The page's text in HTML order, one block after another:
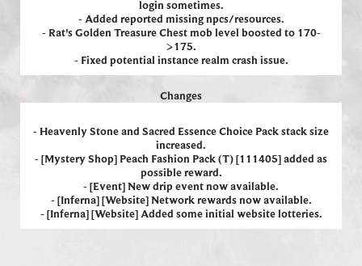
login sometimes.
- Added reported missing npcs/resources.
- Rat's Golden Treasure Chest mob level boosted to 170-
>175.
- Fixed potential instance realm crash issue.
Changes
- Heavenly Stone and Sacred Essence Choice Pack stack size
increased.
- [Mystery Shop] Peach Fashion Pack (T) [111405] added as
possible reward.
- [Event] New drip event now available.
- [Inferna] [Website] Network rewards now available.
- [Inferna] [Website] Added some initial website lotteries.